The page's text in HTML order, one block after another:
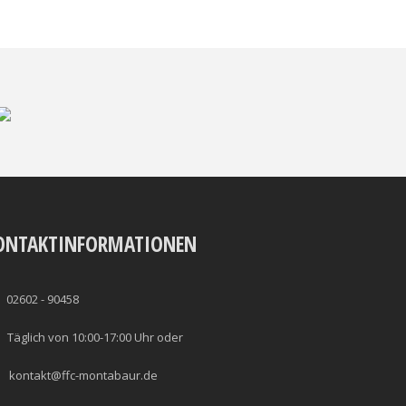
02602 - 90458
Täglich von 10:00-17:00 Uhr oder
kontakt@ffc-montabaur.de